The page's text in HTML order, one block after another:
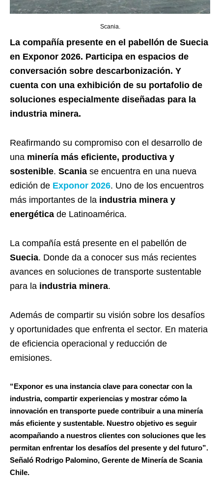
Scania.
La compañía presente en el pabellón de Suecia
en Exponor 2026. Participa en espacios de
conversación sobre descarbonización. Y
cuenta con una exhibición de su portafolio de
soluciones especialmente diseñadas para la
industria minera.
Reafirmando su compromiso con el desarrollo de
una minería más eficiente, productiva y
sostenible. Scania se encuentra en una nueva
edición de Exponor 2026. Uno de los encuentros
más importantes de la industria minera y
energética de Latinoamérica.
La compañía está presente en el pabellón de
Suecia. Donde da a conocer sus más recientes
avances en soluciones de transporte sustentable
para la industria minera.
Además de compartir su visión sobre los desafíos
y oportunidades que enfrenta el sector. En materia
de eficiencia operacional y reducción de
emisiones.
“Exponor es una instancia clave paraconectar con la
industria, compartir experiencias y mostrar cómo la
innovación en transporte puede contribuir a una minería
más eficiente y sustentable. Nuestro objetivo es seguir
acompañando a nuestros clientes con soluciones que les
permitan enfrentar los desafíos del presente y del futuro”.
Señaló Rodrigo Palomino, Gerente de Minería de Scania
Chile.